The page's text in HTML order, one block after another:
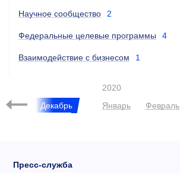
Научное сообщество 2
Федеральные целевые программы 4
Взаимодействие с бизнесом 1
Декабрь
2020
Январь
Февраль
Пресс-служба